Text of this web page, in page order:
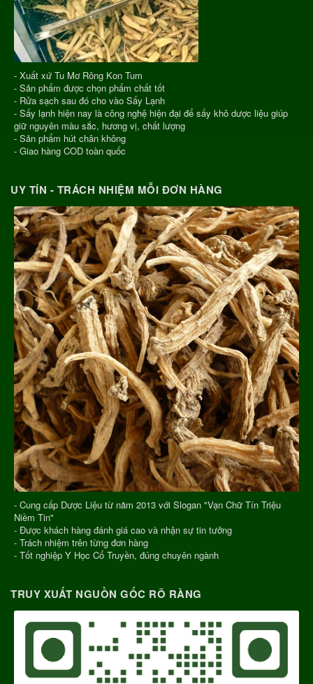
- Xuất xứ Tu Mơ Rông Kon Tum
- Sản phẩm được chọn phẩm chất tốt
- Rửa sạch sau đó cho vào Sấy Lạnh
- Sấy lạnh hiện nay là công nghệ hiện đại để sấy khô dược liệu giúp
giữ nguyên màu sắc, hương vị, chất lượng
- Sản phẩm hút chân không
- Giao hàng COD toàn quốc
UY TÍN - TRÁCH NHIỆM MỖI ĐƠN HÀNG
- Cung cấp Dược Liệu từ năm 2013 với Slogan "Vạn Chữ Tín Triệu
Niềm Tin"
- Được khách hàng đánh giá cao và nhận sự tin tưởng
- Trách nhiệm trên từng đơn hàng
- Tốt nghiệp Y Học Cổ Truyền, đúng chuyên ngành
TRUY XUẤT NGUỒN GỐC RÕ RÀNG